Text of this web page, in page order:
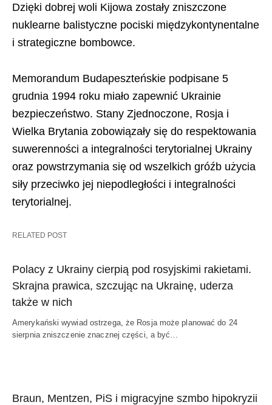
Dzięki dobrej woli Kijowa zostały zniszczone
nuklearne balistyczne pociski międzykontynentalne
i strategiczne bombowce.
Memorandum Budapeszteńskie podpisane 5
grudnia 1994 roku miało zapewnić Ukrainie
bezpieczeństwo. Stany Zjednoczone, Rosja i
Wielka Brytania zobowiązały się do respektowania
suwerenności a integralności terytorialnej Ukrainy
oraz powstrzymania się od wszelkich gróźb użycia
siły przeciwko jej niepodległości i integralności
terytorialnej.
RELATED POST
Polacy z Ukrainy cierpią pod rosyjskimi rakietami.
Skrajna prawica, szczując na Ukrainę, uderza
także w nich
Amerykański wywiad ostrzega, że Rosja może planować do 24
sierpnia zniszczenie znacznej części, a być…
Braun, Mentzen, PiS i migracyjne szmbo hipokryzii